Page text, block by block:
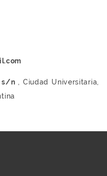
s/n , Ciudad Universitaria,